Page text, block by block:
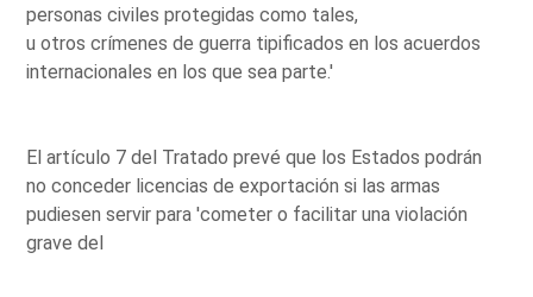
personas civiles protegidas como tales,
u otros crímenes de guerra tipificados en los acuerdos
internacionales en los que sea parte.'
El artículo 7 del Tratado prevé que los Estados podrán
no conceder licencias de exportación si las armas
pudiesen servir para 'cometer o facilitar una violación
grave del